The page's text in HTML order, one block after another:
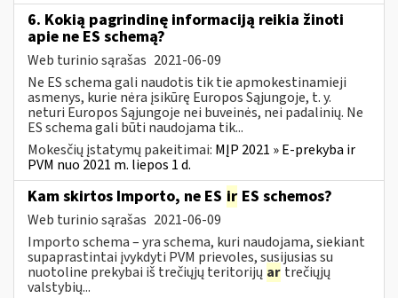
6. Kokią pagrindinę informaciją reikia žinoti
apie ne ES schemą?
Web turinio sąrašas 2021-06-09
Ne ES schema gali naudotis tik tie apmokestinamieji
asmenys, kurie nėra įsikūrę Europos Sąjungoje, t. y.
neturi Europos Sąjungoje nei buveinės, nei padalinių. Ne
ES schema gali būti naudojama tik...
Mokesčių įstatymų pakeitimai: MĮP 2021 » E-prekyba ir
PVM nuo 2021 m. liepos 1 d.
Kam skirtos Importo, ne ES ir ES schemos?
Web turinio sąrašas 2021-06-09
Importo schema – yra schema, kuri naudojama, siekiant
supaprastintai įvykdyti PVM prievoles, susijusias su
nuotoline prekybai iš trečiųjų teritorijų ar trečiųjų
valstybių...